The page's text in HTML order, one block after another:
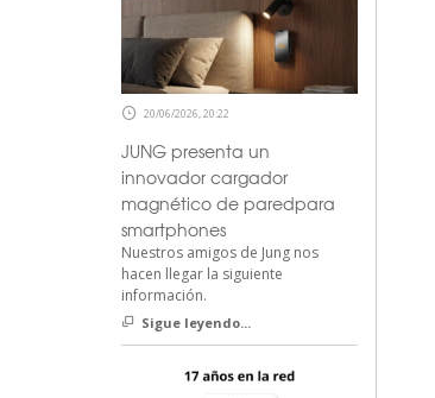
20/06/2026, 20:22
JUNG presenta un
innovador cargador
magnético de paredpara
smartphones
Nuestros amigos de Jung nos
hacen llegar la siguiente
información.
Sigue leyendo...